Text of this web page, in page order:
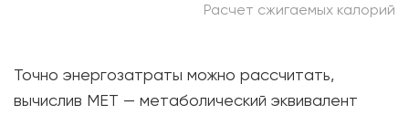
Расчет сжигаемых калорий
Точно энергозатраты можно рассчитать,
вычислив МЕТ — метаболический эквивалент